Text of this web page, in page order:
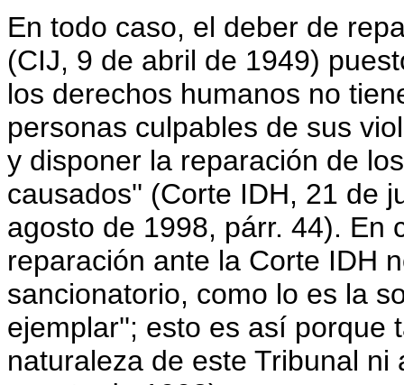
En todo caso, el deber de
(CIJ, 9 de abril de 1949)
los derechos humanos no
personas culpables de sus
y disponer la reparación de
causados'' (Corte IDH, 21 de
agosto de 1998, párr. 44). En
reparación ante la Corte IDH
sancionatorio, como lo es la
ejemplar''; esto es así porque
naturaleza de este Tribunal